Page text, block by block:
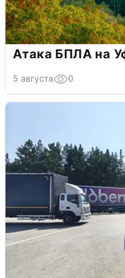
Атака БПЛА на
5 августа 0